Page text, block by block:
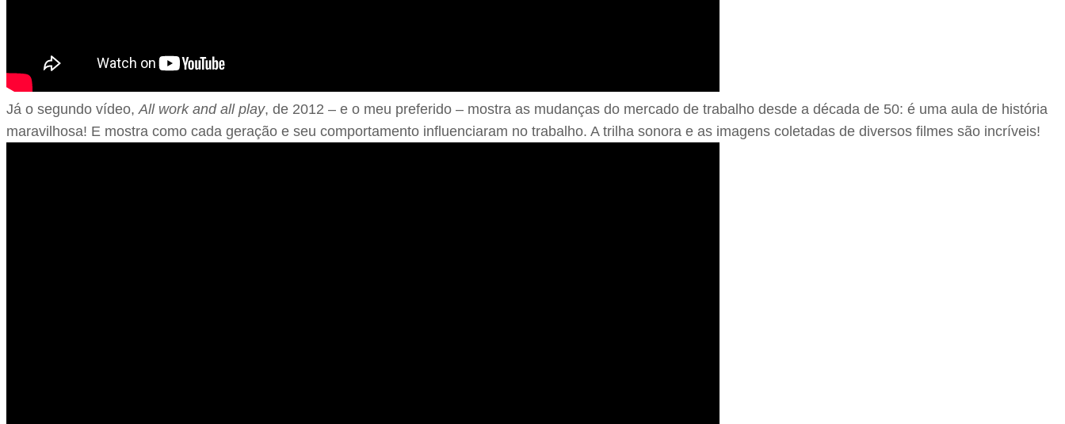
Já o segundo vídeo, All work and all play, de 2012 – e o meu preferido – mostra as mudanças do mercado de trabalho desde a década de 50: é uma aula de história
maravilhosa! E mostra como cada geração e seu comportamento influenciaram no trabalho. A trilha sonora e as imagens coletadas de diversos filmes são incríveis!